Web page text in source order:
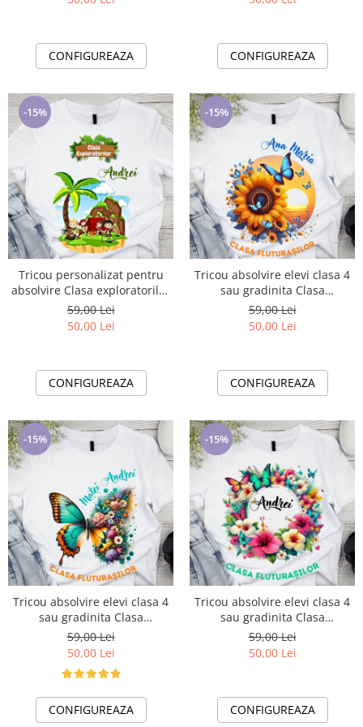
CONFIGUREAZA CONFIGUREAZA
-15%
Tricou personalizat pentru
absolvire Clasa exploratorilor
cu text sau poze ABS1035
59,00 Lei
50,00 Lei
CONFIGUREAZA
-15%
Tricou absolvire elevi clasa 4
sau gradinita Clasa
fluturasilor cu text sau poze
ABS1062
59,00 Lei
50,00 Lei
CONFIGUREAZA
-15%
Tricou absolvire elevi clasa 4
sau gradinita Clasa
fluturasilor cu text sau poze
ABS1063
59,00 Lei
50,00 Lei
CONFIGUREAZA
-15%
Tricou absolvire elevi clasa 4
sau gradinita Clasa
fluturasilor cu text sau poze
ABS1064
59,00 Lei
50,00 Lei
CONFIGUREAZA